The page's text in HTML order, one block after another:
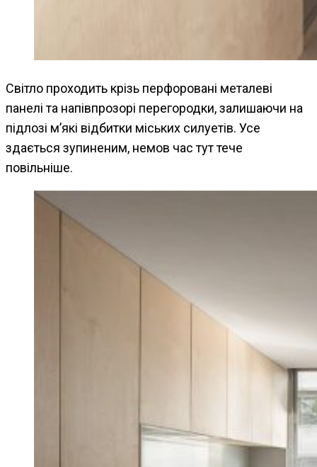
Світло проходить крізь перфоровані металеві
панелі та напівпрозорі перегородки, залишаючи на
підлозі м’які відбитки міських силуетів. Усе
здається зупиненим, немов час тут тече
повільніше.